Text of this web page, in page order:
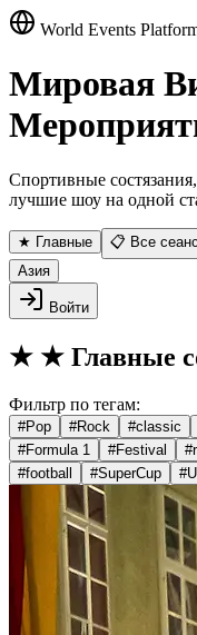
World Events
Мировая
Спортивные
лучшие шоу на одной
★ Главные 📋 Все
Азия
Войти
★ ★ Главные
Фильтр по тегам:
#Pop #Rock #classic
#Formula 1 #Festival #
#football #SuperCup #